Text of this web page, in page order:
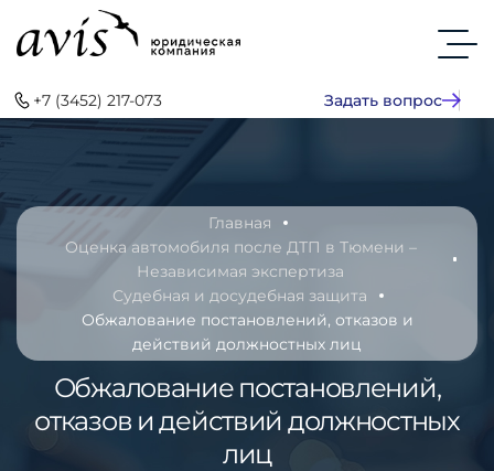
+7 (3452) 217-073 Задать вопрос
Главная
Оценка автомобиля после ДТП в Тюмени –
Независимая экспертиза
Судебная и досудебная защита
Обжалование постановлений, отказов и
действий должностных лиц
Обжалование постановлений,
отказов и действий должностных
лиц